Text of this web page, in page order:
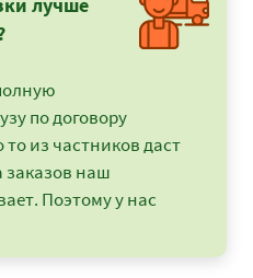
лучше
по договору
то из частников даст
заказов наш
Поэтому у нас